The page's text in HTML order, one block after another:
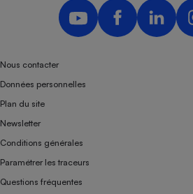
Nous contacter
Données personnelles
Plan du site
Newsletter
Conditions générales
Paramétrer les traceurs
Questions fréquentes